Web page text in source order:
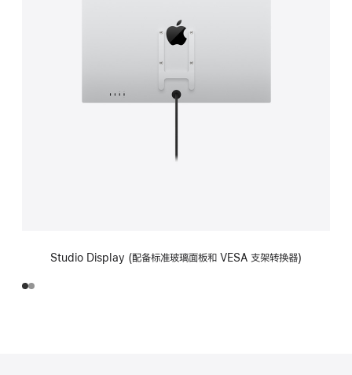
Studio Display (配备标准玻璃面板和 VESA 支架转换器)